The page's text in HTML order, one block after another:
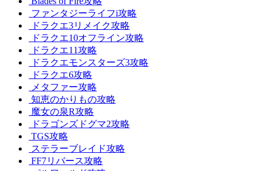
ファンタジーライフi攻略
ドラクエ3リメイク攻略
ドラクエ10オフライン攻略
ドラクエ11攻略
ドラクエモンスターズ3攻略
ドラクエ6攻略
メタファー攻略
知恵のかりもの攻略
魔女の泉R攻略
ドラゴンズドグマ2攻略
TGS攻略
ステラーブレイド攻略
FF7リバース攻略